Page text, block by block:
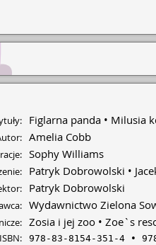
Figlarna panda Milusia
Amelia Cobb
Sophy Williams
Patryk Dobrowolski
Patryk Dobrowolski
Wydawnictwo Zielona
Zosia i jej zoo Zoe`s
ISBN: 978-83-8154-351-4